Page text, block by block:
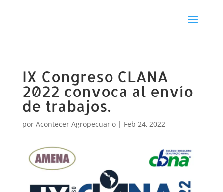
IX Congreso CLANA
2022 convoca al envío
de trabajos.
por Acontecer Agropecuario| Feb 24, 2022